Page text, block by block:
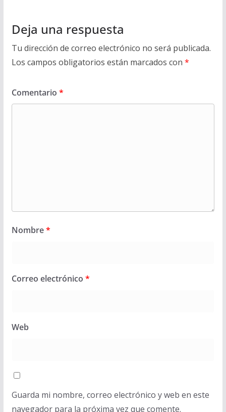
Deja una respuesta
Tu dirección de correo electrónico no será publicada.
Los campos obligatorios están marcados con *
Comentario *
Nombre*
Correo electrónico *
Web
Guarda mi nombre, correo electrónico y web en este
navegador para la próxima vez que comente.